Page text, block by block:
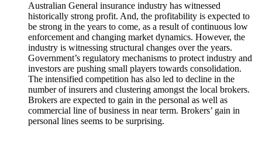
Australian General insurance industry has witnessed
historically strong profit. And, the profitability is expected to
be strong in the years to come, as a result of continuous low
enforcement and changing market dynamics. However, the
industry is witnessing structural changes over the years.
Government’s regulatory mechanisms to protect industry and
investors are pushing small players towards consolidation.
The intensified competition has also led to decline in the
number of insurers and clustering amongst the local brokers.
Brokers are expected to gain in the personal as well as
commercial line of business in near term. Brokers’ gain in
personal lines seems to be surprising.